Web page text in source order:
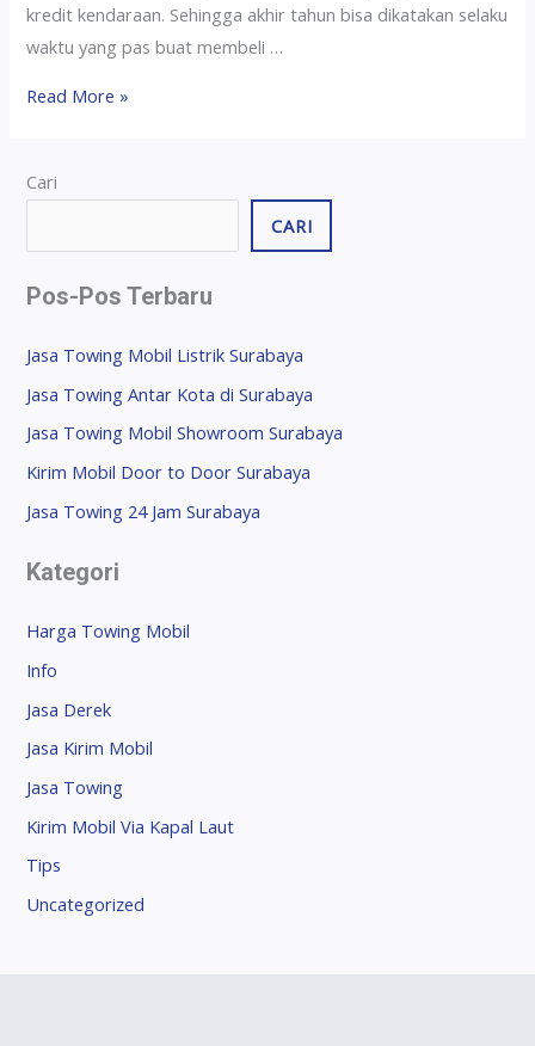
kredit kendaraan. Sehingga akhir tahun bisa dikatakan selaku
waktu yang pas buat membeli …
Read More »
Cari
CARI
Pos-Pos Terbaru
Jasa Towing Mobil Listrik Surabaya
Jasa Towing Antar Kota di Surabaya
Jasa Towing Mobil Showroom Surabaya
Kirim Mobil Door to Door Surabaya
Jasa Towing 24 Jam Surabaya
Kategori
Harga Towing Mobil
Info
Jasa Derek
Jasa Kirim Mobil
Jasa Towing
Kirim Mobil Via Kapal Laut
Tips
Uncategorized